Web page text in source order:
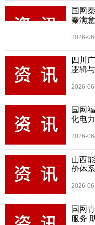
国网
秦满
2026-
四川
逻辑
2026-
国网
化电
2026-
山西
价体系
2026-
国网
服务